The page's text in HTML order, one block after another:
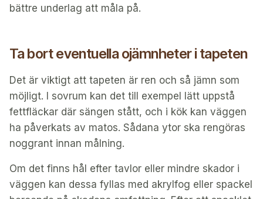
bättre underlag att måla på.
Ta bort eventuella ojämnheter i tapeten
Det är viktigt att tapeten är ren och så jämn som
möjligt. I sovrum kan det till exempel lätt uppstå
fettfläckar där sängen stått, och i kök kan väggen
ha påverkats av matos. Sådana ytor ska rengöras
noggrant innan målning.
Om det finns hål efter tavlor eller mindre skador i
väggen kan dessa fyllas med akrylfog eller spackel